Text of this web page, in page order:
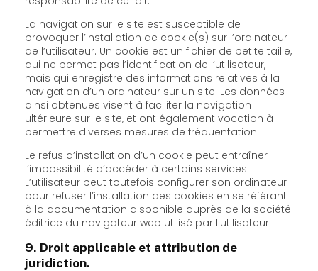
La navigation sur le site est susceptible de
provoquer l’installation de cookie(s) sur l’ordinateur
de l’utilisateur. Un cookie est un fichier de petite taille,
qui ne permet pas l’identification de l’utilisateur,
mais qui enregistre des informations relatives à la
navigation d’un ordinateur sur un site. Les données
ainsi obtenues visent à faciliter la navigation
ultérieure sur le site, et ont également vocation à
permettre diverses mesures de fréquentation.
Le refus d’installation d’un cookie peut entraîner
l’impossibilité d’accéder à certains services.
L’utilisateur peut toutefois configurer son ordinateur
pour refuser l’installation des cookies en se référant
à la documentation disponible auprès de la société
éditrice du navigateur web utilisé par l'utilisateur.
9. Droit applicable et attribution de
juridiction.